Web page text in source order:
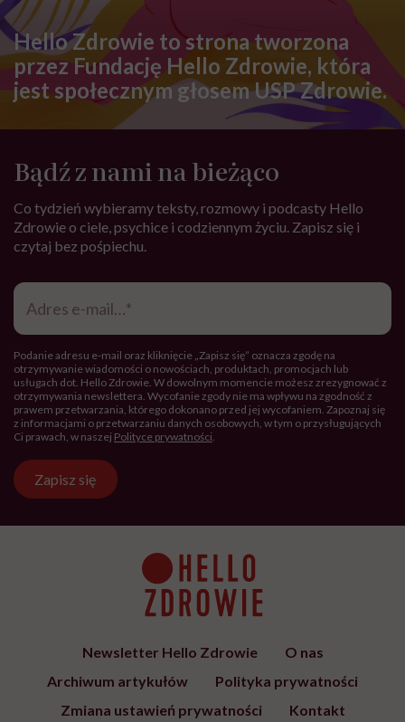
Hello Zdrowie to strona tworzona
przez Fundację Hello Zdrowie, która
jest społecznym głosem USP Zdrowie.
Bądź z nami na bieżąco
Co tydzień wybieramy teksty, rozmowy i podcasty Hello
Zdrowie o ciele, psychice i codziennym życiu. Zapisz się i
czytaj bez pośpiechu.
Adres
mail*
Podanie adresu e-mail oraz kliknięcie „Zapisz się” oznacza zgodę na
otrzymywanie wiadomości o nowościach, produktach, promocjach lub
usługach dot. Hello Zdrowie. W dowolnym momencie możesz zrezygnować z
otrzymywania newslettera. Wycofanie zgody nie ma wpływu na zgodność z
prawem przetwarzania, którego dokonano przed jej wycofaniem. Zapoznaj się
z informacjami o przetwarzaniu danych osobowych, w tym o przysługujących
Ci prawach, w naszej Polityce prywatności.
Zapisz się
Newsletter Hello Zdrowie
O nas
Archiwum artykułów
Polityka prywatności
Zmiana ustawień prywatności
Kontakt